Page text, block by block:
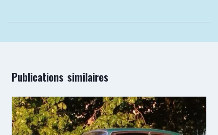
Publications similaires